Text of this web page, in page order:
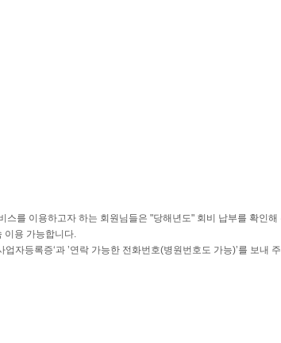
를 이용하고자 하는 회원님들은 "당해년도" 회비 납부를 확인
이용 가능합니다.
자등록증‘과 ’연락 가능한 전화번호(병원번호도 가능)’를 보내